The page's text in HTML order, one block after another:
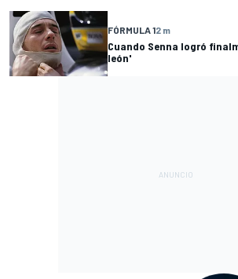
FÓRMULA 12 m
Cuando Senna logró
león'